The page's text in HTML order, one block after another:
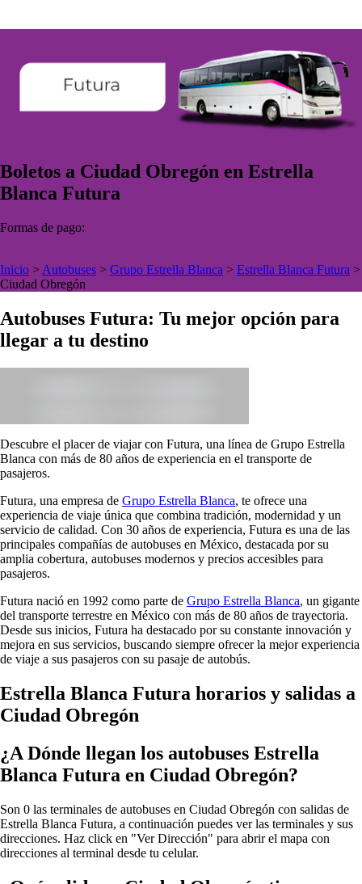
Boletos a Ciudad Obregón en Estrella
Blanca Futura
Formas de pago:
Inicio > Autobuses > Grupo Estrella Blanca > Estrella Blanca Futura >
Ciudad Obregón
Autobuses Futura: Tu mejor opción para
llegar a tu destino
Descubre el placer de viajar con Futura, una línea de Grupo Estrella
Blanca con más de 80 años de experiencia en el transporte de
pasajeros.
Futura, una empresa de Grupo Estrella Blanca, te ofrece una
experiencia de viaje única que combina tradición, modernidad y un
servicio de calidad. Con 30 años de experiencia, Futura es una de las
principales compañías de autobuses en México, destacada por su
amplia cobertura, autobuses modernos y precios accesibles para
pasajeros.
Futura nació en 1992 como parte de Grupo Estrella Blanca, un gigante
del transporte terrestre en México con más de 80 años de trayectoria.
Desde sus inicios, Futura ha destacado por su constante innovación y
mejora en sus servicios, buscando siempre ofrecer la mejor experiencia
de viaje a sus pasajeros con su pasaje de autobús.
Estrella Blanca Futura horarios y salidas a
Ciudad Obregón
¿A Dónde llegan los autobuses Estrella
Blanca Futura en Ciudad Obregón?
Son 0 las terminales de autobuses en Ciudad Obregón con salidas de
Estrella Blanca Futura, a continuación puedes ver las terminales y sus
direcciones. Haz click en "Ver Dirección" para abrir el mapa con
direcciones al terminal desde tu celular.